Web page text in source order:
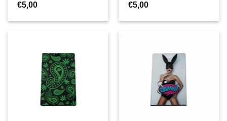
€5,00
€5,00